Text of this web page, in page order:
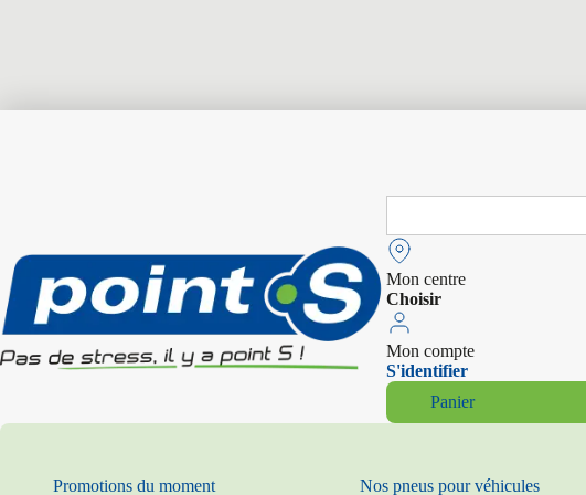
Search
Mon centre
Choisir
Mon compte
S'identifier
Panier
Promotions du moment Nos pneus pour véhicules